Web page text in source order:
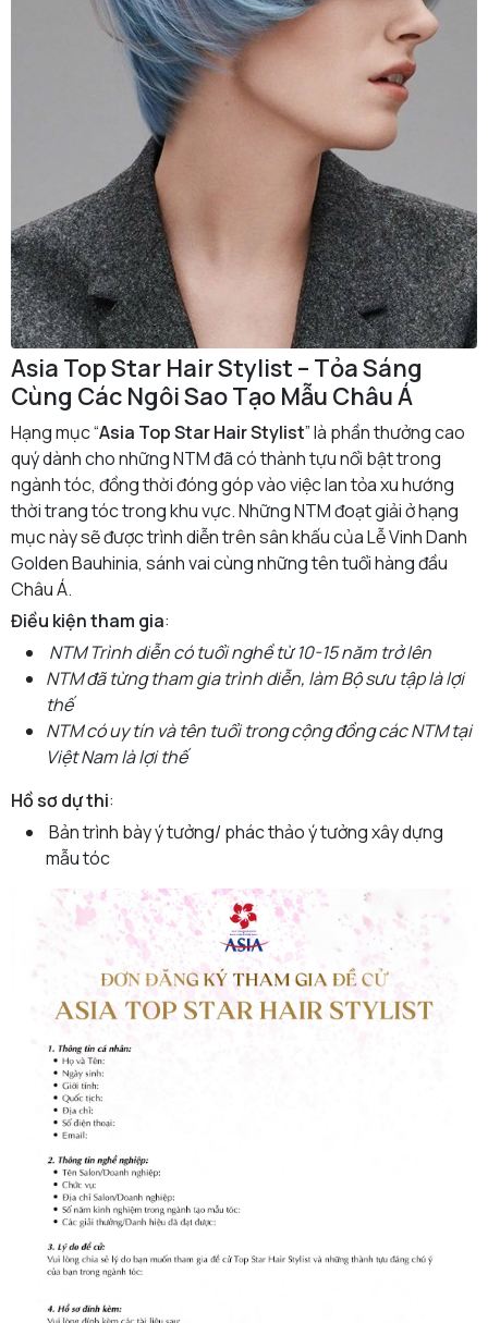
Asia Top Star Hair Stylist – Tỏa Sáng
Cùng Các Ngôi Sao Tạo Mẫu Châu Á
Hạng mục “Asia Top Star Hair Stylist” là phần thưởng cao
quý dành cho những NTM đã có thành tựu nổi bật trong
ngành tóc, đồng thời đóng góp vào việc lan tỏa xu hướng
thời trang tóc trong khu vực. Những NTM đoạt giải ở hạng
mục này sẽ được trình diễn trên sân khấu của Lễ Vinh Danh
Golden Bauhinia, sánh vai cùng những tên tuổi hàng đầu
Châu Á.
Điều kiện tham gia:
NTM Trình diễn có tuổi nghề từ 10-15 năm trở lên
NTM đã từng tham gia trình diễn, làm Bộ sưu tập là lợi
thế
NTM có uy tín và tên tuổi trong cộng đồng các NTM tại
Việt Nam là lợi thế
Hồ sơ dự thi:
Bản trình bày ý tưởng/ phác thảo ý tưởng xây dựng
mẫu tóc